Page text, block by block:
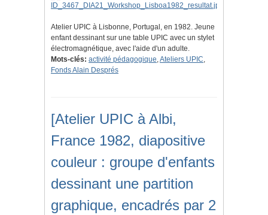
Atelier UPIC à Lisbonne, Portugal, en 1982. Jeune
enfant dessinant sur une table UPIC avec un stylet
électromagnétique, avec l'aide d'un adulte.
Mots-clés: activité pédagogique,Ateliers UPIC,
Fonds Alain Després
[Atelier UPIC à Albi,
France 1982, diapositive
couleur : groupe d'enfants
dessinant une partition
graphique, encadrés par 2